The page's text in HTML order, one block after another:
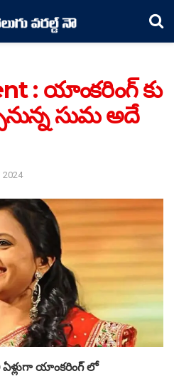
: యాంకరింగ్ కు
సుమ అదే
2024
యాంకరింగ్ లో